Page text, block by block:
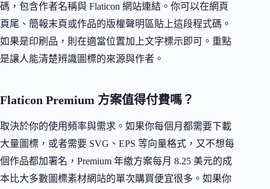
碼，包含作者名稱與 Flaticon 網站連結。你可以在網頁
頁尾、簡報末頁或作品的版權聲明區貼上這段程式碼。
如果是印刷品，則在適當位置加上文字標示即可。重點
是讓人能清楚辨識圖標的來源與作者。
Flaticon Premium 方案值得付費嗎？
取決於你的使用頻率與需求。如果你每個月都需要下載
大量圖標，或者需要 SVG、EPS 等向量格式，又不想每
個作品都加署名，Premium 年繳方案每月 8.25 美元的成
本比大多數圖標素材網站的單次購買便宜很多。如果你